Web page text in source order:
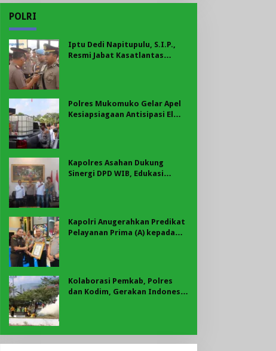
POLRI
Iptu Dedi Napitupulu, S.I.P.,
Resmi Jabat Kasatlantas
Polres Mukomuko Gelar Apel
Kesiapsiagaan Antisipasi El
Kapolres Asahan Dukung
Sinergi DPD WIB, Edukasi
Kapolri Anugerahkan Predikat
Pelayanan Prima (A) kepada
Kolaborasi Pemkab, Polres
dan Kodim, Gerakan Indonesia